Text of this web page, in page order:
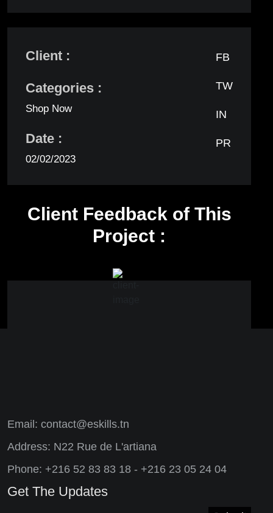
Client :
Categories :
Shop Now
Date :
02/02/2023
FB
TW
IN
PR
Client Feedback of This
Project :
Email: contact@eskills.tn
Address: N22 Rue de L'artiana
Phone: +216 52 83 83 18 - +216 23 05 24 04
Get The Updates